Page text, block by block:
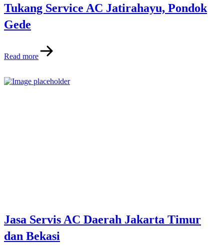
Tukang Service AC Jatirahayu, Pondok
Gede
Read more
Jasa Servis AC Daerah Jakarta Timur
dan Bekasi